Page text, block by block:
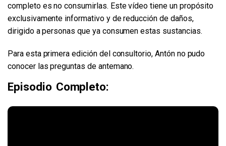
completo es no consumirlas. Este vídeo tiene un propósito
exclusivamente informativo y de reducción de daños,
dirigido a personas que ya consumen estas sustancias.
Para esta primera edición del consultorio, Antón no pudo
conocer las preguntas de antemano.
Episodio Completo: